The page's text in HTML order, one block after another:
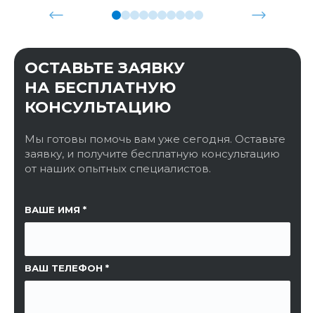
ОСТАВЬТЕ ЗАЯВКУ
НА БЕСПЛАТНУЮ
КОНСУЛЬТАЦИЮ
Мы готовы помочь вам уже сегодня. Оставьте
заявку, и получите бесплатную консультацию
от наших опытных специалистов.
ВАШЕ ИМЯ
ВАШ ТЕЛЕФОН
ССЫЛКА НА СТРАНИЦУ